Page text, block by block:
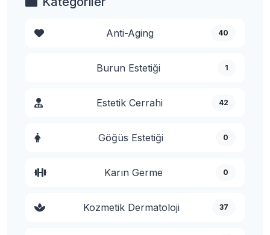
Anti-Aging 40
Burun Estetiği 1
Estetik Cerrahi 42
Göğüs Estetiği 0
Karın Germe 0
Kozmetik Dermatoloji 37